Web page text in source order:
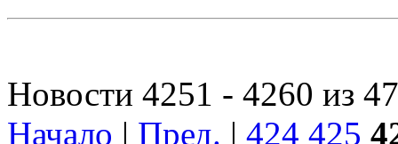
Новости 4251 - 4260 из
Начало | Пред. | 424 425